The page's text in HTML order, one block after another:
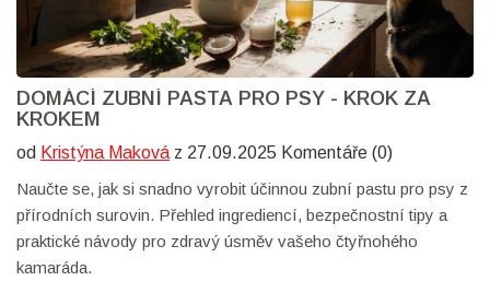
DOMÁCÍ ZUBNÍ PASTA PRO PSY - KROK ZA
KROKEM
od Kristýna Maková z 27.09.2025 Komentáře (0)
Naučte se, jak si snadno vyrobit účinnou zubní pastu pro psy z
přírodních surovin. Přehled ingrediencí, bezpečnostní tipy a
praktické návody pro zdravý úsměv vašeho čtyřnohého
kamaráda.